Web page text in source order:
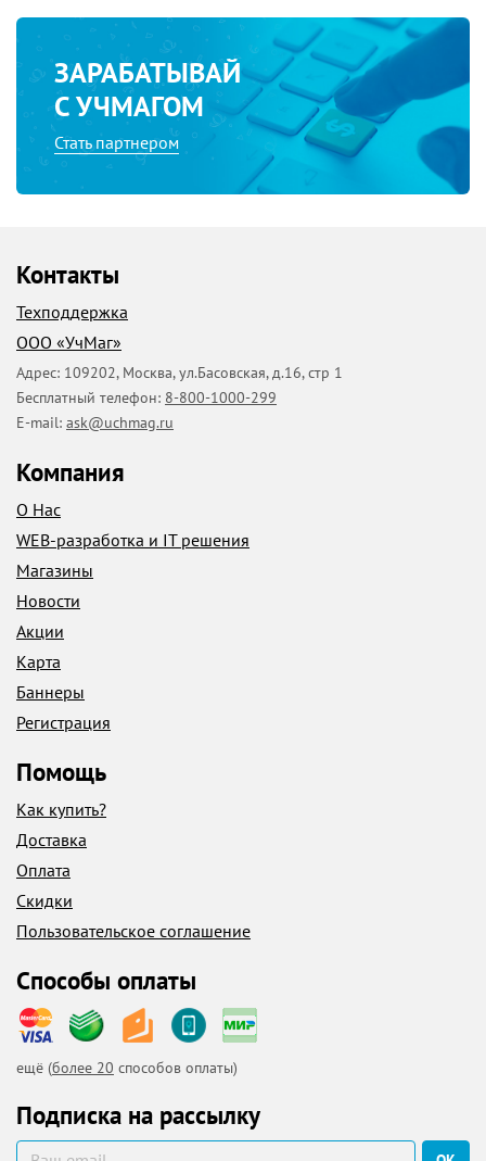
ЗАРАБАТЫВАЙ
С УЧМАГОМ
Стать партнером
Контакты
Техподдержка
ООО «УчМаг»
Адрес: 109202, Москва,ул.Басовская, д.16, стр 1
Бесплатный телефон: 8-800-1000-299
E-mail: ask@uchmag.ru
Компания
О Нас
WEB-разработка и IT решения
Магазины
Новости
Акции
Карта
Баннеры
Регистрация
Помощь
Как купить?
Доставка
Оплата
Скидки
Пользовательское соглашение
Способы оплаты
ещё (более 20 способов оплаты)
Подписка на рассылку